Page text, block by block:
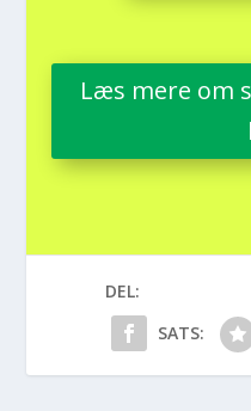
Læs mere om
DEL:
SATS: